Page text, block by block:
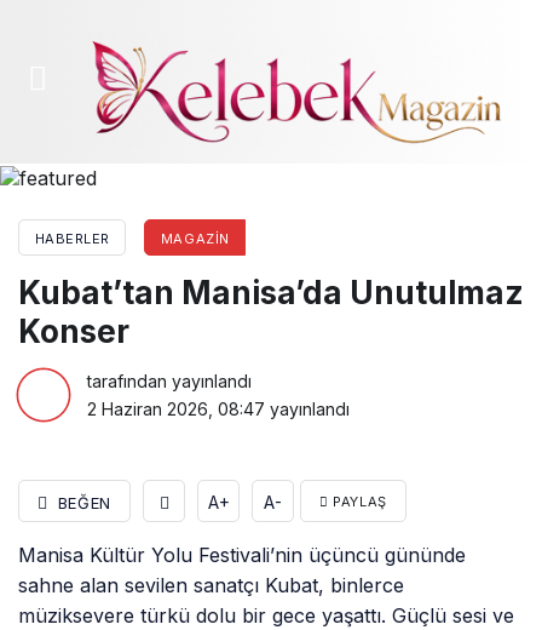
HABERLER MAGAZIN
Kubat’tan Manisa’da Unutulmaz
Konser
tarafından yayınlandı
2 Haziran 2026, 08:47 yayınlandı
BEĞEN A+ A- PAYLAŞ
Manisa Kültür Yolu Festivali’nin üçüncü gününde
sahne alan sevilen sanatçı Kubat, binlerce
müziksevere türkü dolu bir gece yaşattı. Güçlü sesi ve